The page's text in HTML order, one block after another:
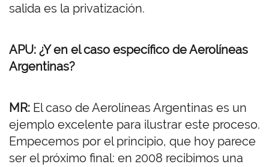
salida es la privatización.
APU: ¿Y en el caso específico de Aerolíneas
Argentinas?
MR: El caso de Aerolíneas Argentinas es un
ejemplo excelente para ilustrar este proceso.
Empecemos por el principio, que hoy parece
ser el próximo final: en 2008 recibimos una